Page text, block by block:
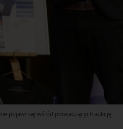
pojawi się wśród prowadzących aukcję